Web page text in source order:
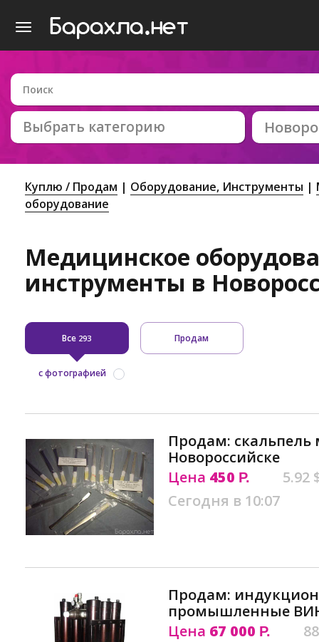
Выбрать категорию
Куплю / Продам Оборудование, Инструменты
оборудование
Медицинское
инструменты в
Все 293 Продам
с фотографией
Продам:
Новороссийске
Цена 450 Р.
5.92
Сегодня в 10:07
Продам:
промышленные
Цена 67 000 Р.